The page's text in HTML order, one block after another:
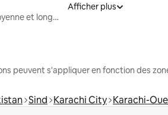
Locations moyenne et longue durée
Afficher plus
peuvent s'appliquer en fonction des
Sind Karachi City Karachi-